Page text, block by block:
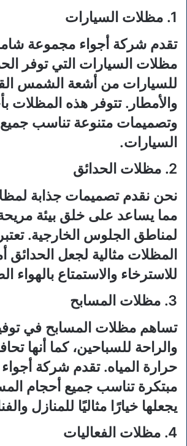
1. مظلات السيارات
تقدم شركة أجواء مجموعة
مظلات السيارات التي توفر
للسيارات من أشعة الشمس
والأمطار. تتوفر هذه المظلات
وتصميمات متنوعة تناسب جميع
السيارات.
2. مظلات الحدائق
نحن نقدم تصميمات جذابة
مما يساعد على خلق بيئة
لمناطق الجلوس الخارجية.
المظلات مثالية لجعل الحدائق
للاسترخاء والاستمتاع بالهواء
3. مظلات المسابح
تساهم مظلات المسابح في
والراحة للسباحين، كما أنها
حرارة المياه. تقدم شركة
مبتكرة تناسب جميع أحجام
يجعلها خيارًا مثاليًا للمنازل
4. مظلات الفعاليات